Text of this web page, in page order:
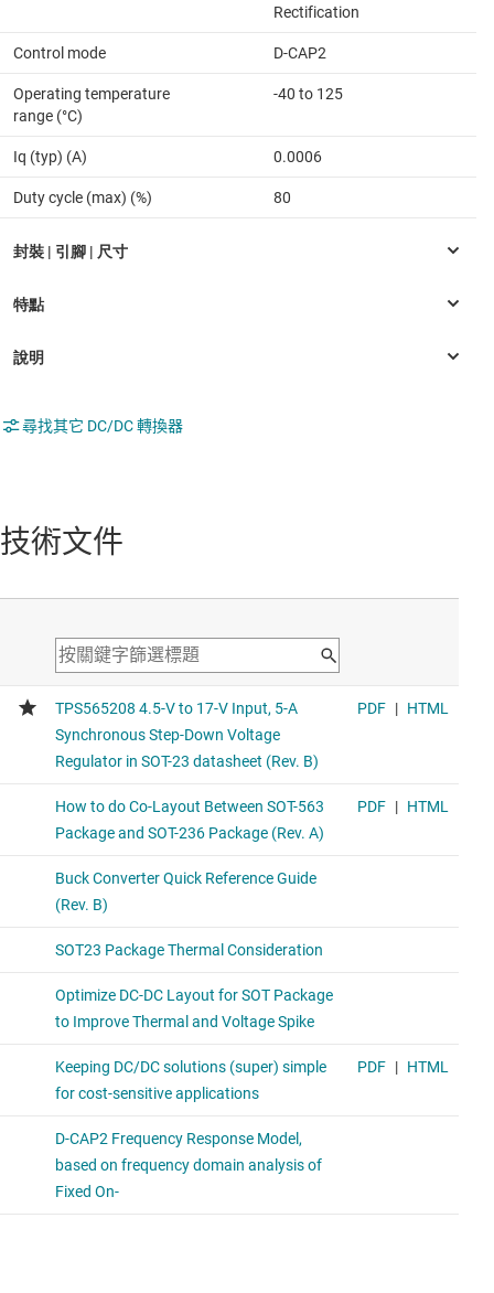
Rectification
Control mode D-CAP2
Operating temperature
range (°C)
-40 to 125
Iq (typ) (A) 0.0006
Duty cycle (max) (%) 80
尋找其它 DC/DC 轉換器
技術文件